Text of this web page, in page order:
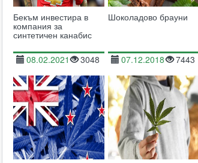
Бекъм инвестира в
компания за
синтетичен канабис
08.02.2021 3048
Шоколадово брауни
07.12.2018 7443